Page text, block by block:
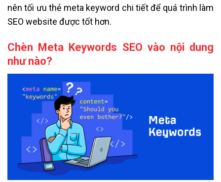
nên tối ưu thẻ meta keyword chi tiết để quá trình làm
SEO website được tốt hơn.
Chèn Meta Keywords SEO vào nội dung
như nào?